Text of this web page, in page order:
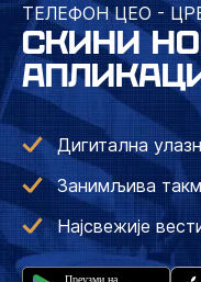
ТЕЛЕФОН ЦЕО -
СКИНИ
Дигитална
Занимљива
Најсвежије